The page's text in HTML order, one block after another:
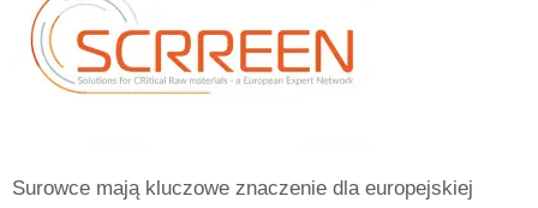
Surowce mają kluczowe znaczenie dla europejskiej